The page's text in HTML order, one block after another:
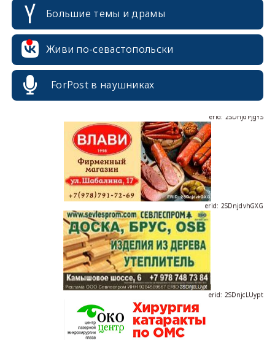
Большие темы и драмы
Живи по-севастопольски
ForPost в наушниках
erid: 2SDnjdvhGXG
erid: 2SDnjcLUypt